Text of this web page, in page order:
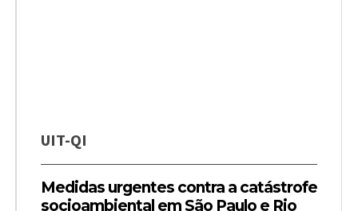
UIT-QI
Medidas urgentes contra a catástrofe
socioambiental em São Paulo e Rio